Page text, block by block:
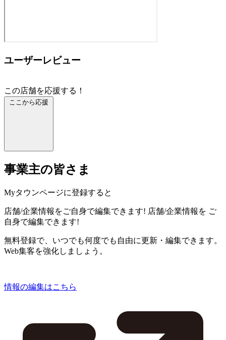
ユーザーレビュー
この店舗を応援する！
ここから応援
事業主の皆さま
Myタウンページに登録すると
店舗/企業情報をご自身で編集できます! 店舗/企業情報を ご
自身で編集できます!
無料登録で、いつでも何度でも自由に更新・編集できます。
Web集客を強化しましょう。
情報の編集はこちら